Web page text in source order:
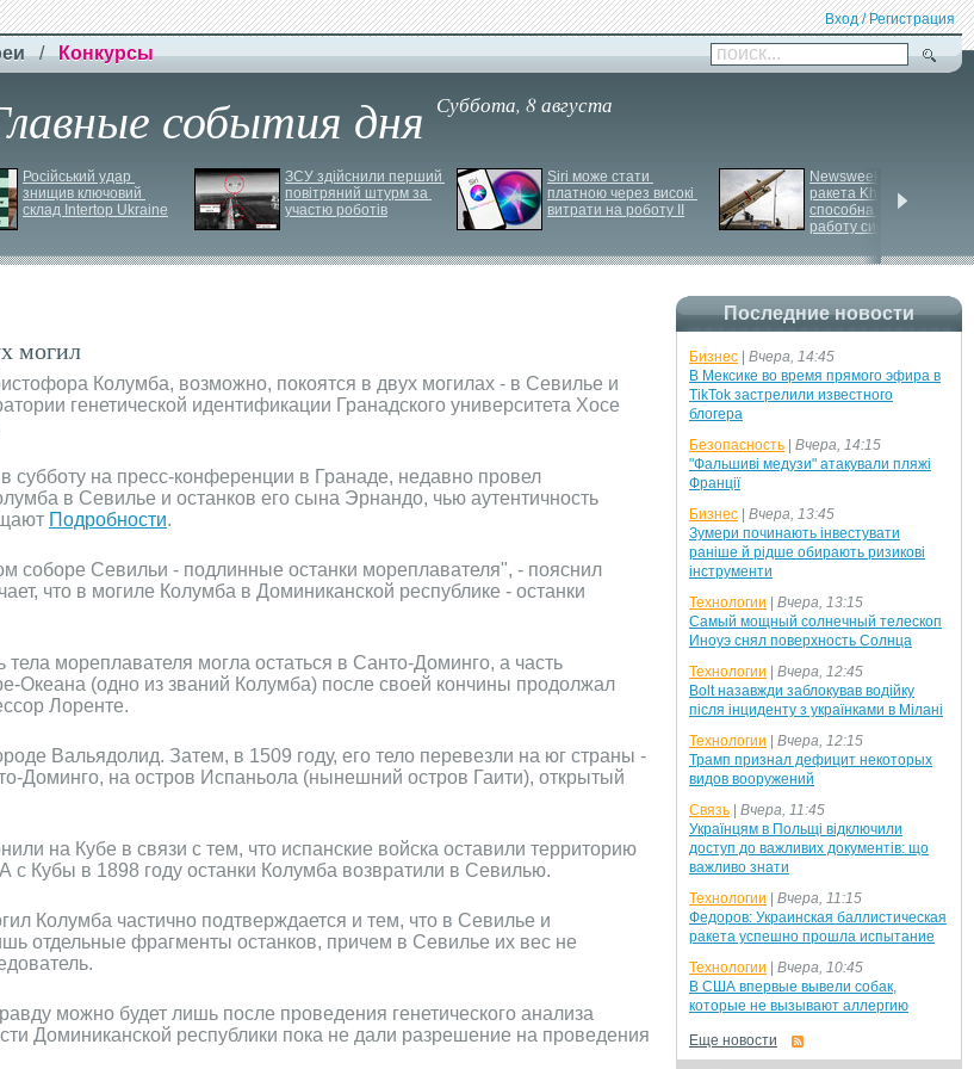
Вход / Регистрация
/ Конкурсы поиск...
события дня Суббота, 8 августа
Російський удар
знищив ключовий
склад Intertop Ukraine
ЗСУ здійснили перший
повітряний штурм за
участю роботів
Siri може стати
платною через високі
витрати на роботу ІІ
Newsweek: Иранская
ракета Kheibar Shekan
способна усложнить
работу систем ПРО
могил
Колумба, возможно, покоятся в двух могилах - в Севилье и
генетической идентификации Гранадского университета Хосе
субботу на пресс-конференции в Гранаде, недавно провел
в Севилье и останков его сына Эрнандо, чью аутентичность
Подробности.
соборе Севильи - подлинные останки мореплавателя", - пояснил
что в могиле Колумба в Доминиканской республике - останки
мореплавателя могла остаться в Санто-Доминго, а часть
Океана (одно из званий Колумба) после своей кончины продолжал
Лоренте.
Вальядолид. Затем, в 1509 году, его тело перевезли на юг страны -
Доминго, на остров Испаньола (нынешний остров Гаити), открытый
на Кубе в связи с тем, что испанские войска оставили территорию
Кубы в 1898 году останки Колумба возвратили в Севилью.
Колумба частично подтверждается и тем, что в Севилье и
отдельные фрагменты останков, причем в Севилье их вес не
можно будет лишь после проведения генетического анализа
Доминиканской республики пока не дали разрешение на проведения
Последние новости
Бизнес
Вчера, 14:45
В Мексике во время прямого эфира в
TikTok застрелили известного
блогера
Безопасность
Вчера, 14:15
"Фальшиві медузи" атакували пляжі
Франції
Бизнес
Вчера, 13:45
Зумери починають інвестувати
раніше й рідше обирають ризикові
інструменти
Технологии
Вчера, 13:15
Самый мощный солнечный телескоп
Иноуэ снял поверхность Солнца
Технологии
Вчера, 12:45
Bolt назавжди заблокував водійку
після інциденту з українками в Мілані
Технологии
Вчера, 12:15
Трамп признал дефицит некоторых
видов вооружений
Связь
Вчера, 11:45
Українцям в Польщі відключили
доступ до важливих документів: що
важливо знати
Технологии
Вчера, 11:15
Федоров: Украинская баллистическая
ракета успешно прошла испытание
Технологии
Вчера, 10:45
В США впервые вывели собак,
которые не вызывают аллергию
Еще новости